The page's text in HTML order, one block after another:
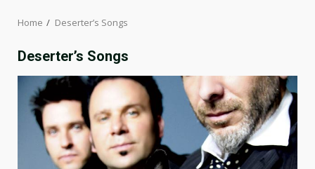
Home Deserter’s Songs
Deserter’s Songs